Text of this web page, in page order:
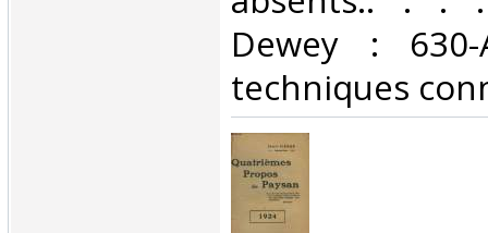
Dewey :
techniques